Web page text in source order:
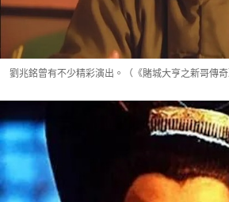
劉兆銘曾有不少精彩演出。（《賭城大亨之新哥傳奇